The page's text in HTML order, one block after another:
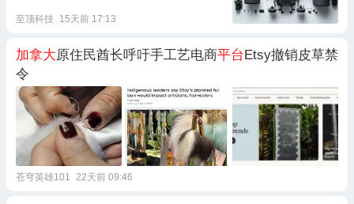
至顶科技 15天前 17:13
加拿大原住民酋长呼吁手工艺电商平台 Etsy撤销皮草禁
令
苍穹英雄101 22天前 09:46